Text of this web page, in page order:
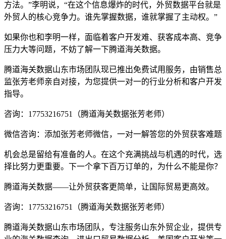
方法。”李明说，“在这个信息爆炸的时代，外贸数据平台就是
外贸人的核心竞争力。谁先掌握数据，谁就掌握了主动权。”
如果你也和李明一样，面临着客户开发难、获客成本高、竞争
压力大等问题，不妨了解一下腾道海关数据。
腾道海关数据山东市场团队现已推出免费试用服务，由销售总
监张芳老师亲自对接，为您提供一对一的行业分析和客户开发
指导。
咨询：17753216751（腾道海关数据张芳老师）
微信咨询：添加张芳老师微信，一对一解答您的外贸获客难题
机会总是留给有准备的人。在这个充满挑战与机遇的时代，选
择比努力更重要。下一个拿下百万订单的，为什么不能是你？
腾道海关数据——让外贸获客更简单，让国际贸易更高效。
咨询：17753216751（腾道海关数据张芳老师）
腾道海关数据山东市场团队，专注服务山东外贸企业，提供专